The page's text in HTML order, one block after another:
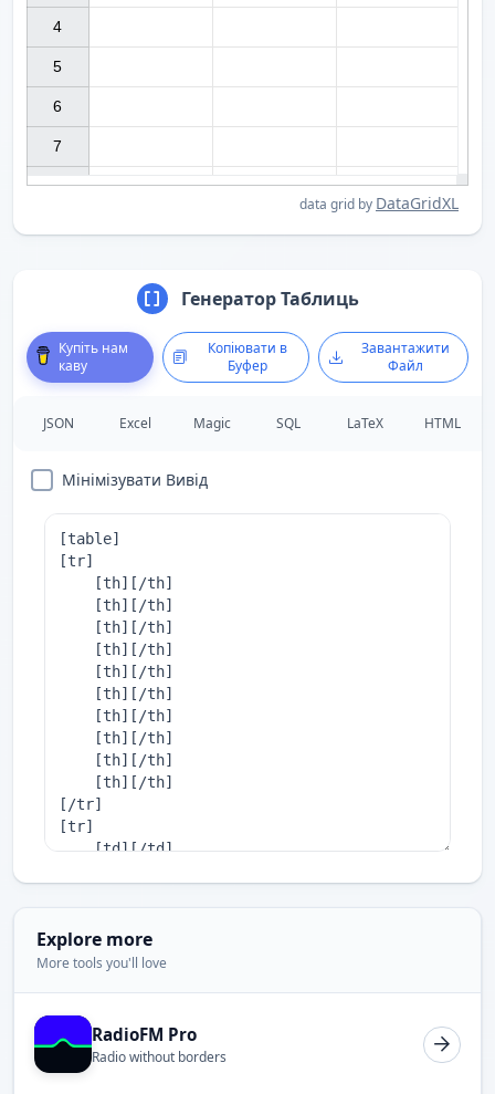
data grid by DataGridXL
4
5
6
7
Генератор Таблиць
Купіть нам
каву
Копіювати в
Буфер
Завантажити
Файл
JSON Excel Magic SQL LaTeX HTML
Мінімізувати Вивід
Explore more
More tools you'll love
RadioFM Pro
Radio without borders